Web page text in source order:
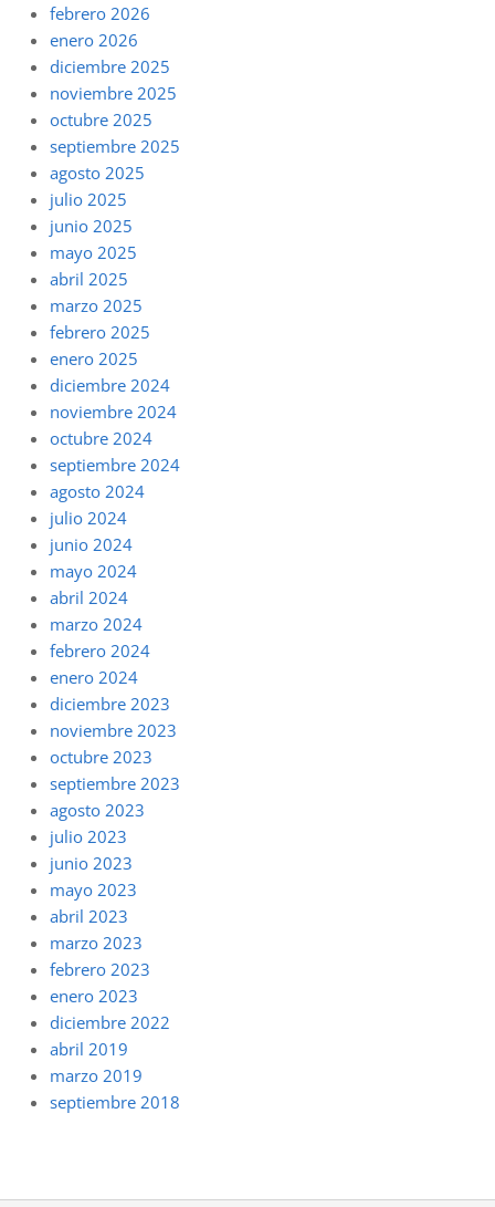
febrero 2026
enero 2026
diciembre 2025
noviembre 2025
octubre 2025
septiembre 2025
agosto 2025
julio 2025
junio 2025
mayo 2025
abril 2025
marzo 2025
febrero 2025
enero 2025
diciembre 2024
noviembre 2024
octubre 2024
septiembre 2024
agosto 2024
julio 2024
junio 2024
mayo 2024
abril 2024
marzo 2024
febrero 2024
enero 2024
diciembre 2023
noviembre 2023
octubre 2023
septiembre 2023
agosto 2023
julio 2023
junio 2023
mayo 2023
abril 2023
marzo 2023
febrero 2023
enero 2023
diciembre 2022
abril 2019
marzo 2019
septiembre 2018